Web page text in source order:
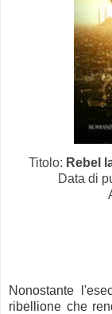
Titolo: Rebel
Data di
Nonostante
ribellione che